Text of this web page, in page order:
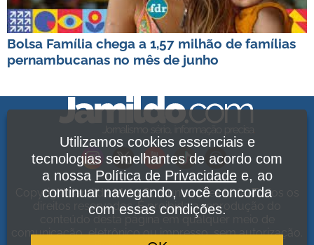
Bolsa Família chega a 1,57 milhão de famílias
pernambucanas no mês de junho
Copyright Jamildo Melo Comunicações Ltda. Todos os
direitos reservados. É proibida a reprodução do
conteúdo desta página em qualquer meio de
comunicação, eletrônico ou impresso, sem autorização.
Utilizamos cookies essenciais e
tecnologias semelhantes de acordo com
a nossa Política de Privacidadee, ao
continuar navegando, você concorda
com essas condições.